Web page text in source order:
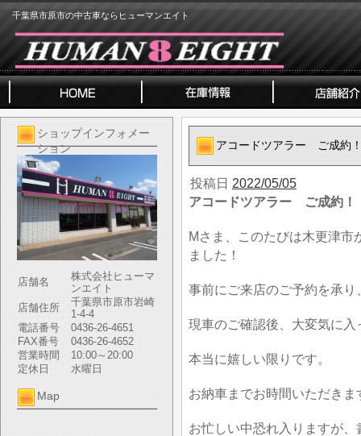
千葉県市原市の中古車ならヒューマンエイト
ショップインフォメー
ション
店舗名
株式会社ヒューマ
ンエイト
店舗住所
千葉県市原市岩崎
1-4-4
電話番号
0436-26-4651
FAX番号
0436-26-4652
営業時間
10:00～20:00
定休日
水曜日
Map
アコードツアラー ご成約
投稿日 2022/05/05
アコードツアラー ご成約！
Mさま、このたびは木更津市
ました！
事前にご来店のご予約を承
現車のご確認後、大変気に
本当に嬉しい限りです。
お納車までお時間いただき
お忙しい中恐れ入りますが